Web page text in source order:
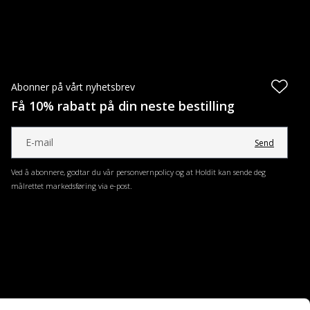
Abonner på vårt nyhetsbrev
Få 10% rabatt på din neste bestilling
Send
Ved å abonnere, godtar du vår personvernpolicy og at Holdit kan sende deg
målrettet markedsføring via e-post.